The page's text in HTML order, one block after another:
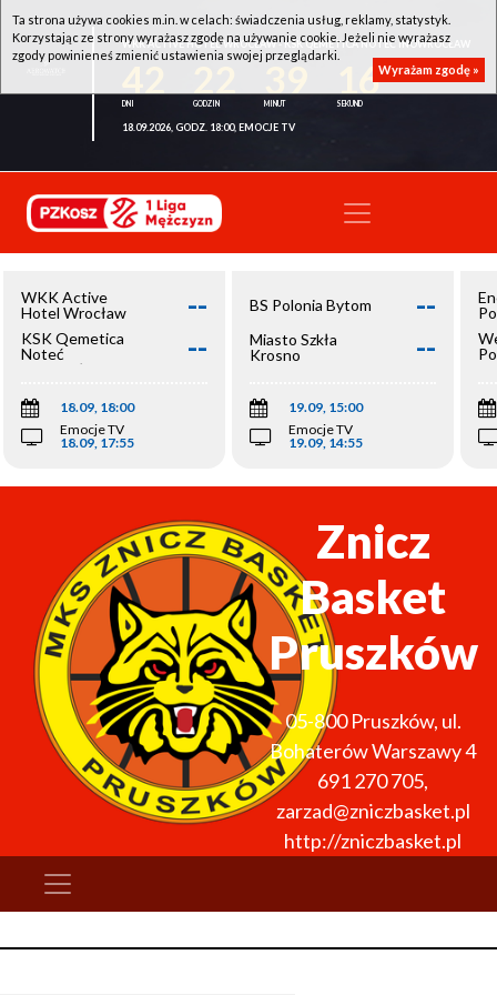
WKK ACTIVE HOTEL WROCŁAW - KSK QEMETICA NOTEĆ INOWROCŁAW
16
18.09.2026, GODZ. 18:00, EMOCJE TV
WKK Active
Hotel Wrocław
--
KSK Qemetica
Noteć
Inowrocław
--
18.09, 18:00
Emocje TV
18.09, 17:55
BS Polonia Bytom --
Miasto Szkła
Krosno
--
19.09, 15:00
Emocje TV
19.09, 14:55
Znicz
Basket
Pruszków
05-800 Pruszków, ul.
Bohaterów Warszawy 4
691 270 705,
zarzad@zniczbasket.pl
http://zniczbasket.pl
Ta strona używa cookies m.in. w celach: świadczenia usług, reklamy, statystyk.
Korzystając ze strony wyrażasz zgodę na używanie cookie. Jeżeli nie wyrażasz
zgody powinieneś zmienić ustawienia swojej przeglądarki.
Wyrażam zgodę »